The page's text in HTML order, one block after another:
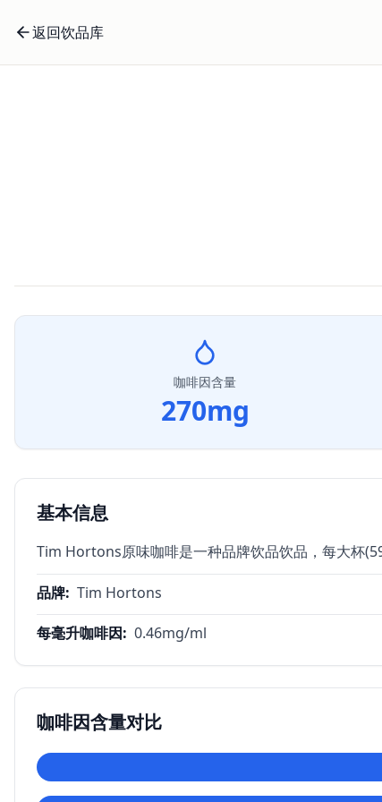
返回饮品库
咖啡因含量
270mg
基本信息
Tim Hortons原味咖啡是一种品牌饮品饮品，每大杯
品牌: Tim Hortons
每毫升咖啡因: 0.46mg/ml
咖啡因含量对比